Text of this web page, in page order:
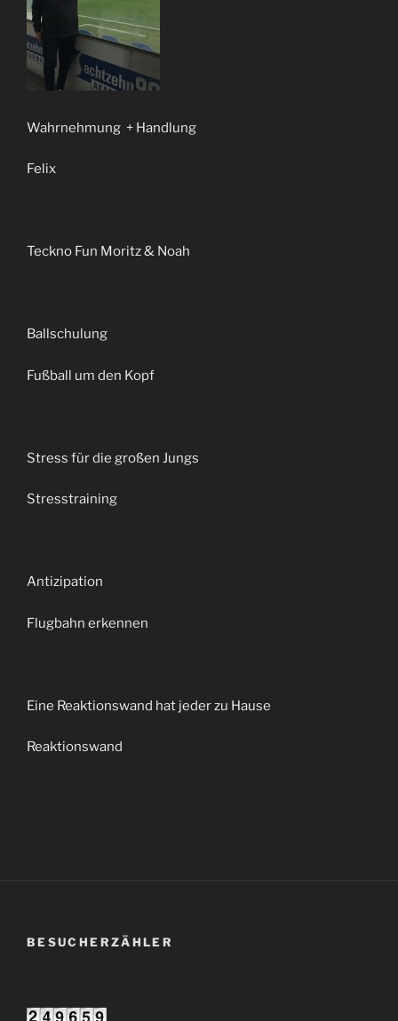
Wahrnehmung + Handlung
Felix
Teckno Fun Moritz & Noah
Ballschulung
Fußball um den Kopf
Stress für die großen Jungs
Stresstraining
Antizipation
Flugbahn erkennen
Eine Reaktionswand hat jeder zu Hause
Reaktionswand
BESUCHERZÄHLER